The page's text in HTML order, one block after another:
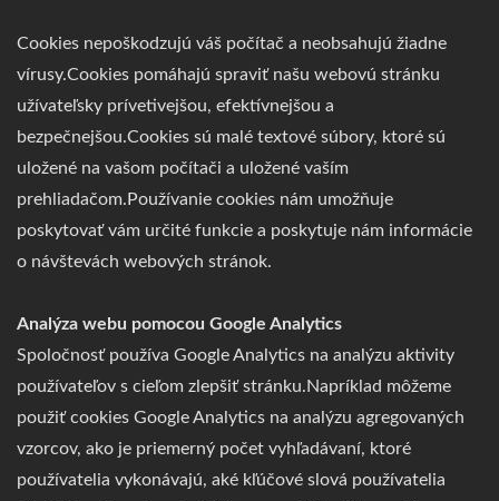
Cookies nepoškodzujú váš počítač a neobsahujú žiadne
vírusy.Cookies pomáhajú spraviť našu webovú stránku
užívateľsky prívetivejšou, efektívnejšou a
bezpečnejšou.Cookies sú malé textové súbory, ktoré sú
uložené na vašom počítači a uložené vaším
prehliadačom.Používanie cookies nám umožňuje
poskytovať vám určité funkcie a poskytuje nám informácie
o návštevách webových stránok.
Analýza webu pomocou Google Analytics
Spoločnosť používa Google Analytics na analýzu aktivity
používateľov s cieľom zlepšiť stránku.Napríklad môžeme
použiť cookies Google Analytics na analýzu agregovaných
vzorcov, ako je priemerný počet vyhľadávaní, ktoré
používatelia vykonávajú, aké kľúčové slová používatelia